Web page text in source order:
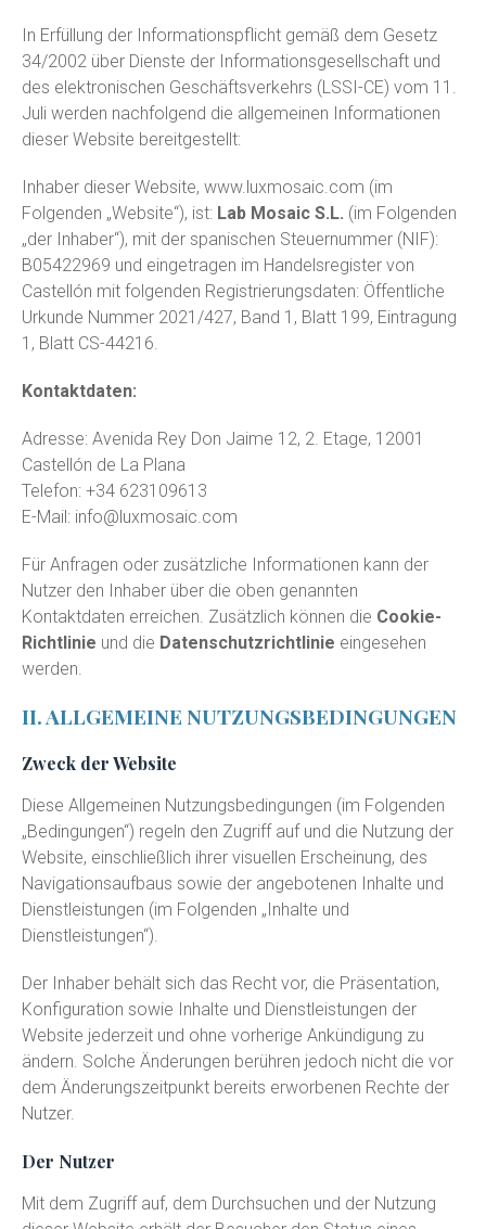
In Erfüllung der Informationspflicht gemäß dem Gesetz
34/2002 über Dienste der Informationsgesellschaft und
des elektronischen Geschäftsverkehrs (LSSI-CE) vom 11.
Juli werden nachfolgend die allgemeinen Informationen
dieser Website bereitgestellt:
Inhaber dieser Website, www.luxmosaic.com (im
Folgenden „Website“), ist: Lab Mosaic S.L. (im Folgenden
„der Inhaber“), mit der spanischen Steuernummer (NIF):
B05422969 und eingetragen im Handelsregister von
Castellón mit folgenden Registrierungsdaten: Öffentliche
Urkunde Nummer 2021/427, Band 1, Blatt 199, Eintragung
1, Blatt CS-44216.
Kontaktdaten:
Adresse: Avenida Rey Don Jaime 12, 2. Etage, 12001
Castellón de La Plana
Telefon: +34 623109613
E-Mail: info@luxmosaic.com
Für Anfragen oder zusätzliche Informationen kann der
Nutzer den Inhaber über die oben genannten
Kontaktdaten erreichen. Zusätzlich können die Cookie-
Richtlinie und die Datenschutzrichtlinie eingesehen
werden.
II. ALLGEMEINE NUTZUNGSBEDINGUNGEN
Zweck der Website
Diese Allgemeinen Nutzungsbedingungen (im Folgenden
„Bedingungen“) regeln den Zugriff auf und die Nutzung der
Website, einschließlich ihrer visuellen Erscheinung, des
Navigationsaufbaus sowie der angebotenen Inhalte und
Dienstleistungen (im Folgenden „Inhalte und
Dienstleistungen“).
Der Inhaber behält sich das Recht vor, die Präsentation,
Konfiguration sowie Inhalte und Dienstleistungen der
Website jederzeit und ohne vorherige Ankündigung zu
ändern. Solche Änderungen berühren jedoch nicht die vor
dem Änderungszeitpunkt bereits erworbenen Rechte der
Nutzer.
Der Nutzer
Mit dem Zugriff auf, dem Durchsuchen und der Nutzung